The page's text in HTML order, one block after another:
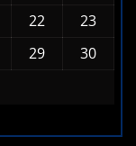
22
23
29
30